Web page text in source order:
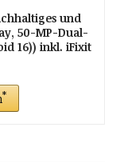
und
50-MP-Dual-
16)) inkl. iFixit